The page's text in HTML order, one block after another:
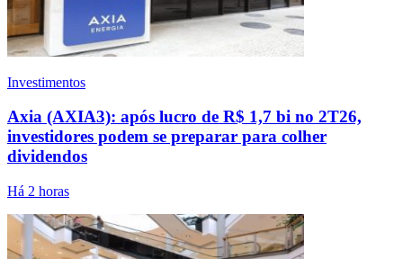
Investimentos
Axia (AXIA3): após lucro de R$ 1,7 bi no 2T26,
investidores podem se preparar para colher
dividendos
Há 2 horas